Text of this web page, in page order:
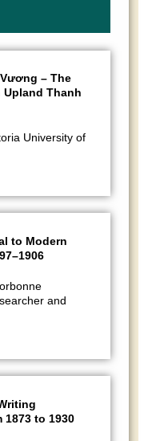
– The
Upland Thanh
University of
to Modern
and
1873 to 1930